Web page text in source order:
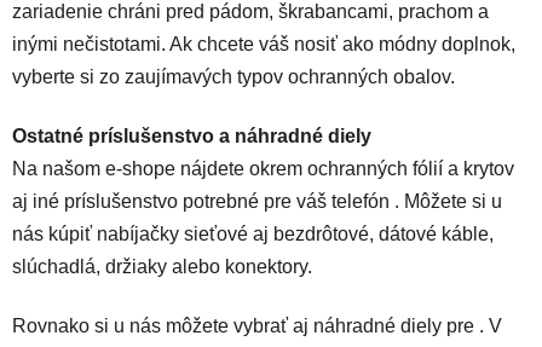
zariadenie chráni pred pádom, škrabancami, prachom a
inými nečistotami. Ak chcete váš nosiť ako módny doplnok,
vyberte si zo zaujímavých typov ochranných obalov.
Ostatné príslušenstvo a náhradné diely
Na našom e-shope nájdete okrem ochranných fólií a krytov
aj iné príslušenstvo potrebné pre váš telefón . Môžete si u
nás kúpiť nabíjačky sieťové aj bezdrôtové, dátové káble,
slúchadlá, držiaky alebo konektory.
Rovnako si u nás môžete vybrať aj náhradné diely pre . V